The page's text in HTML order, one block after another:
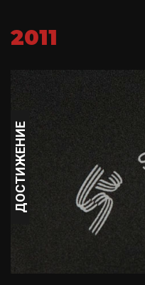
2011
ДОСТИЖЕНИЕ